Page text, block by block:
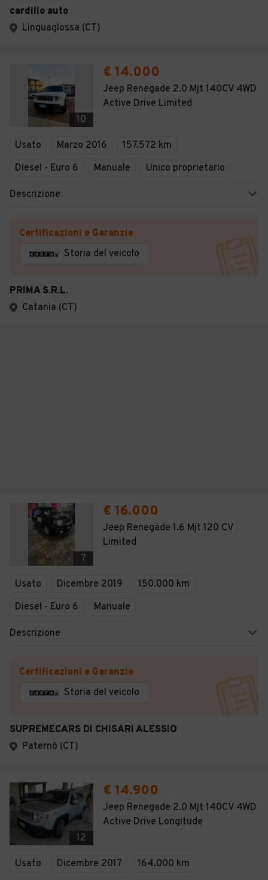
cardillo auto
Linguaglossa (CT)
10
€ 14.000
Jeep Renegade 2.0 Mjt 140CV 4WD
Active Drive Limited
Usato Marzo 2016
157.572 km
Diesel - Euro 6
Manuale Unico proprietario
Descrizione
Certificazioni e Garanzie
Storia del veicolo
PRIMA S.R.L.
Catania (CT)
7
€ 16.000
Jeep Renegade 1.6 Mjt 120 CV
Limited
Usato Dicembre 2019
150.000 km
Diesel - Euro 6
Manuale
Descrizione
Certificazioni e Garanzie
Storia del veicolo
SUPREMECARS DI CHISARI ALESSIO
Paternò (CT)
12
€ 14.900
Jeep Renegade 2.0 Mjt 140CV 4WD
Active Drive Longitude
Usato Dicembre 2017
164.000 km